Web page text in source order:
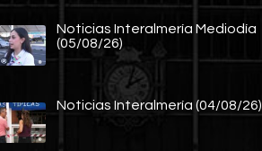
Noticias Interalmería Mediodía
(05/08/26)
Noticias Interalmería (04/08/26)